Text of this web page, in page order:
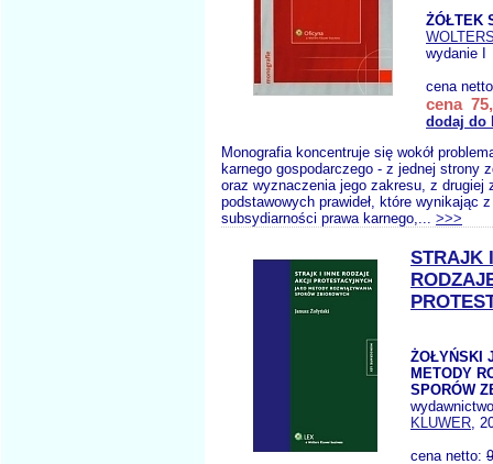
ŻÓŁTEK
wydanie I
cena
cena
dodaj do
Monografia koncentruje się wokół
karnego gospodarczego - z jednej strony
oraz wyznaczenia jego zakresu, z drugiej
podstawowych prawideł, które wynikając
subsydiarności prawa karnego,... >>>
STRAJK
ŻOŁYŃSKI
METODY
SPORÓW
KLUWER,
cena netto: